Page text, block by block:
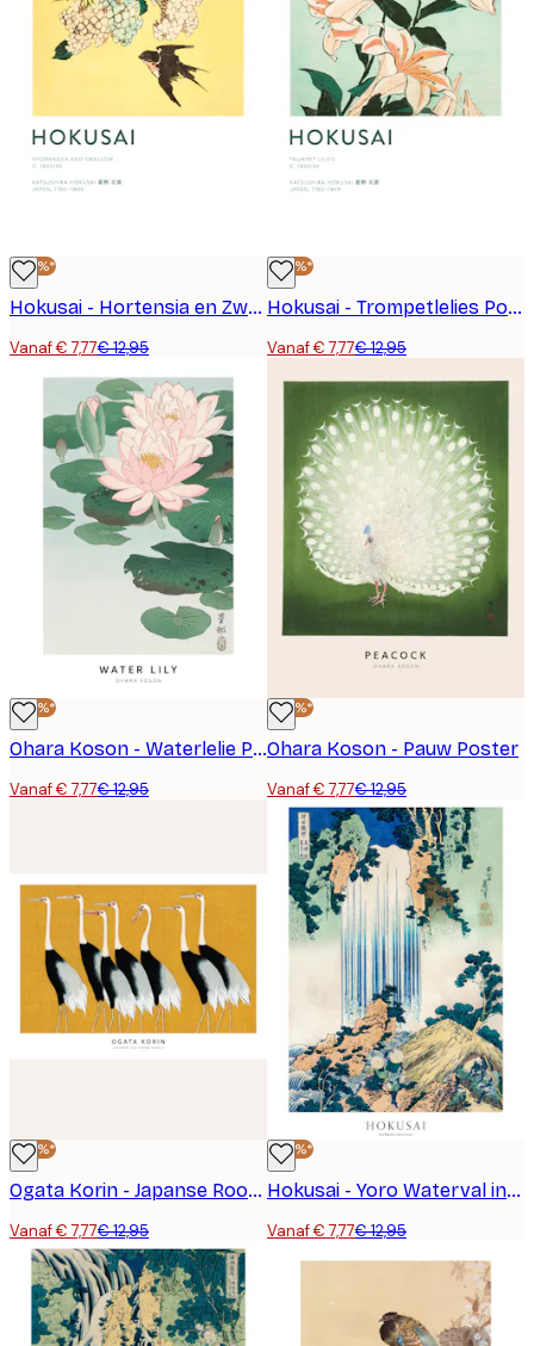
-40%*
Hokusai - Hortensia en Zwaluw Poster
Vanaf € 7,77€ 12,95
-40%*
Hokusai - Trompetlelies Poster
Vanaf € 7,77€ 12,95
-40%*
Ohara Koson - Waterlelie Poster
Vanaf € 7,77€ 12,95
-40%*
Ohara Koson - Pauw Poster
Vanaf € 7,77€ 12,95
-40%*
Ogata Korin - Japanse Roodkuif Kraanvogels Poster
Vanaf € 7,77€ 12,95
-40%*
Hokusai - Yoro Waterval in Mino Provincie Poster
Vanaf € 7,77€ 12,95